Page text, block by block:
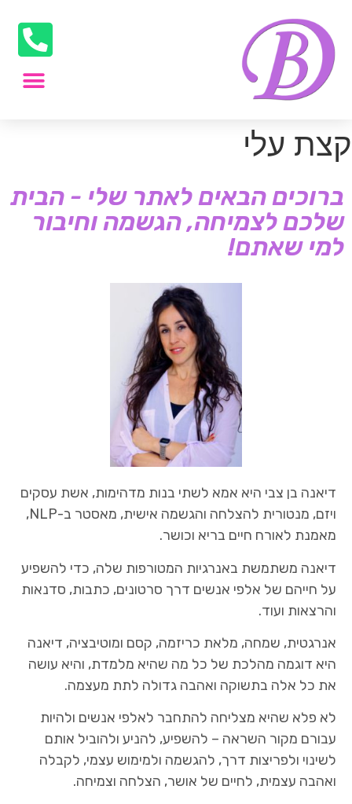
קצת עלי
ברוכים הבאים לאתר שלי - הבית
שלכם לצמיחה, הגשמה וחיבור
למי שאתם!
דיאנה בן צבי היא אמא לשתי בנות מדהימות, אשת עסקים
ויזם, מנטורית להצלחה והגשמה אישית, מאסטר ב-NLP,
מאמנת לאורח חיים בריא וכושר.
דיאנה משתמשת באנרגיות המטורפות שלה, כדי להשפיע
על חייהם של אלפי אנשים דרך סרטונים, כתבות, סדנאות
והרצאות ועוד.
אנרגטית, שמחה, מלאת כריזמה, קסם ומוטיבציה, דיאנה
היא דוגמה מהלכת של כל מה שהיא מלמדת, והיא עושה
את כל אלה בתשוקה ואהבה גדולה לתת מעצמה.
לא פלא שהיא מצליחה להתחבר לאלפי אנשים ולהיות
עבורם מקור השראה – להשפיע, להניע ולהוביל אותם
לשינוי ולפריצות דרך, להגשמה ולמימוש עצמי, לקבלה
ואהבה עצמית, לחיים של אושר, הצלחה וצמיחה.